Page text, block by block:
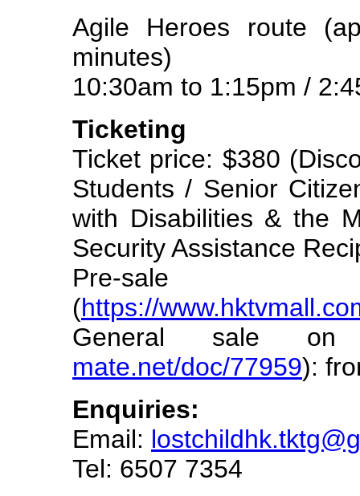
Agile Heroes route
minutes)
10:30am to 1:15pm /
Ticketing
Ticket price: $380
Students / Senior
with Disabilities & the
Security Assistance
Pre-sale
(https://
General sale
mate.net/doc/77959):
Enquiries:
Email:
Tel: 6507 7354